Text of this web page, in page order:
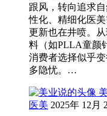
跟风，转向追求
性化、精细化医
更新也在井喷。
料（如PLLA童颜
消费者选择似乎
多隐忧。…
医美 2025年 12月